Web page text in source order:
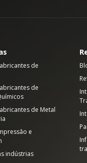
de
de
de Metal
e
indústrias